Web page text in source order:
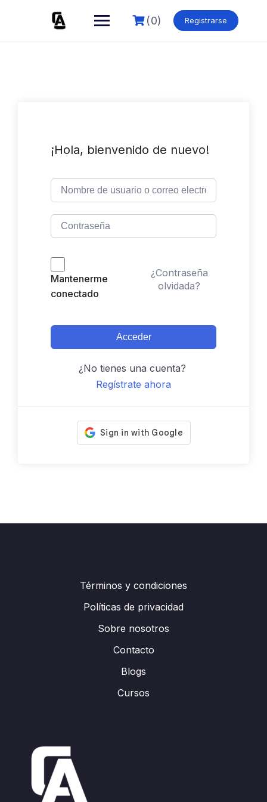
(0) Registrarse
¡Hola, bienvenido de nuevo!
Mantenerme
conectado
¿Contraseña
olvidada?
Acceder
¿No tienes una cuenta?
Regístrate ahora
Términos y condiciones
Políticas de privacidad
Sobre nosotros
Contacto
Blogs
Cursos